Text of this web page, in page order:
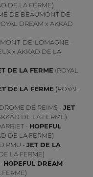
DE LA FERME)
DE BEAUMONT DE
DREAM x AKKAD
DE-LOMAGNE -
x AKKAD DE LA
DE LA FERME (ROYAL
DE LA FERME (ROYAL
DE REIMS - JET
DE LA FERME)
- HOPEFUL
DE LA FERME)
PMU - JET DE LA
LA FERME)
HOPEFUL DREAM